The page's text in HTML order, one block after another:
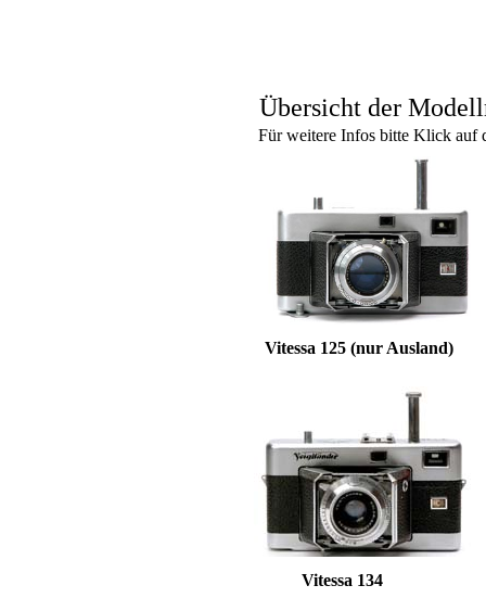
Übersicht der
Für weitere Infos bitte Klick auf
Vitessa 125 (nur Ausland)
Vitessa 134